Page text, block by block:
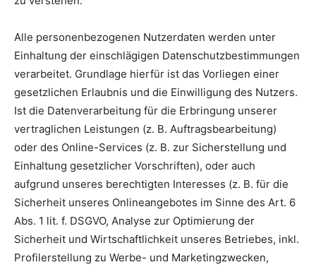
Alle personenbezogenen Nutzerdaten werden unter
Einhaltung der einschlägigen Datenschutzbestimmungen
verarbeitet. Grundlage hierfür ist das Vorliegen einer
gesetzlichen Erlaubnis und die Einwilligung des Nutzers.
Ist die Datenverarbeitung für die Erbringung unserer
vertraglichen Leistungen (z. B. Auftragsbearbeitung)
oder des Online-Services (z. B. zur Sicherstellung und
Einhaltung gesetzlicher Vorschriften), oder auch
aufgrund unseres berechtigten Interesses (z. B. für die
Sicherheit unseres Onlineangebotes im Sinne des Art. 6
Abs. 1 lit. f. DSGVO, Analyse zur Optimierung der
Sicherheit und Wirtschaftlichkeit unseres Betriebes, inkl.
Profilerstellung zu Werbe- und Marketingzwecken,